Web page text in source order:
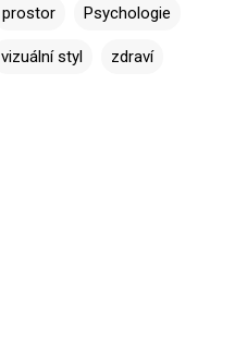
prostor Psychologie
vizuální styl zdraví